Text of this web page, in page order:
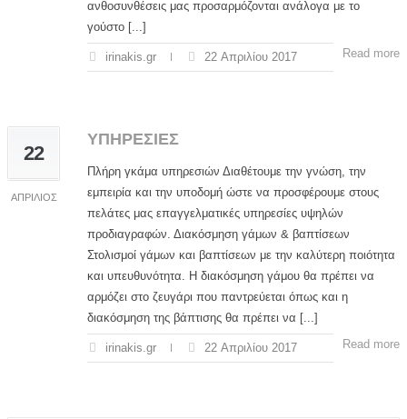
ανθοσυνθέσεις μας προσαρμόζονται ανάλογα με το
γούστο [...]
Read more
irinakis.gr 22 Απριλίου 2017
22
ΑΠΡΊΛΙΟΣ
ΥΠΗΡΕΣΙΕΣ
Πλήρη γκάμα υπηρεσιών Διαθέτουμε την γνώση, την
εμπειρία και την υποδομή ώστε να προσφέρουμε στους
πελάτες μας επαγγελματικές υπηρεσίες υψηλών
προδιαγραφών. Διακόσμηση γάμων & βαπτίσεων
Στολισμοί γάμων και βαπτίσεων με την καλύτερη ποιότητα
και υπευθυνότητα. Η διακόσμηση γάμου θα πρέπει να
αρμόζει στο ζευγάρι που παντρεύεται όπως και η
διακόσμηση της βάπτισης θα πρέπει να [...]
Read more
irinakis.gr 22 Απριλίου 2017